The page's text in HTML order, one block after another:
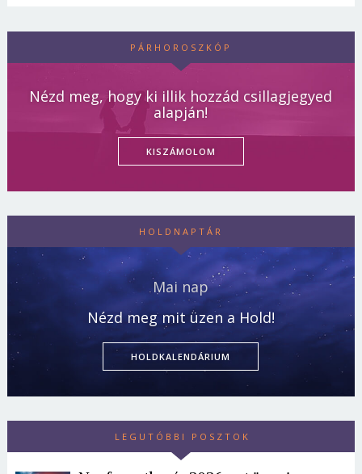
PÁRHOROSZKÓP
Nézd meg, hogy ki illik hozzád csillagjegyed
alapján!
KISZÁMOLOM
HOLDNAPTÁR
Mai nap
Nézd meg mit üzen a Hold!
HOLDKALENDÁRIUM
LEGUTÓBBI POSZTOK